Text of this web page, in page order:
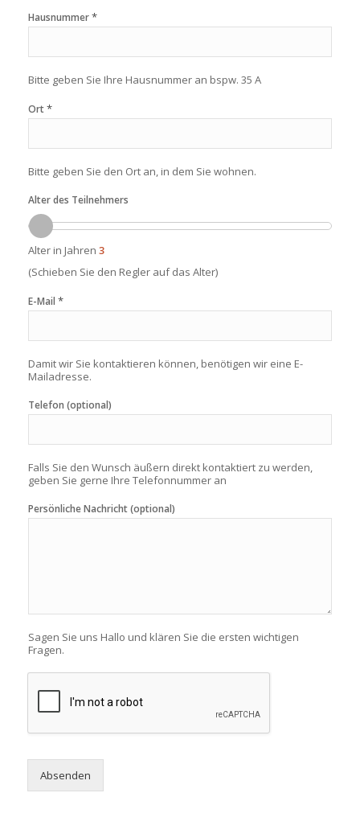
Hausnummer*
Bitte geben Sie Ihre Hausnummer an bspw. 35 A
Ort*
Bitte geben Sie den Ort an, in dem Sie wohnen.
Alter des Teilnehmers
Alter in Jahren 3
(Schieben Sie den Regler auf das Alter)
E-Mail *
Damit wir Sie kontaktieren können, benötigen wir eine E-
Mailadresse.
Telefon (optional)
Falls Sie den Wunsch äußern direkt kontaktiert zu werden,
geben Sie gerne Ihre Telefonnummer an
Persönliche Nachricht (optional)
Sagen Sie uns Hallo und klären Sie die ersten wichtigen
Fragen.
Absenden